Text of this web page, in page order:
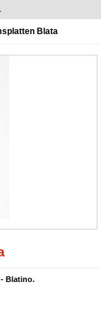
Blata
Blatino.